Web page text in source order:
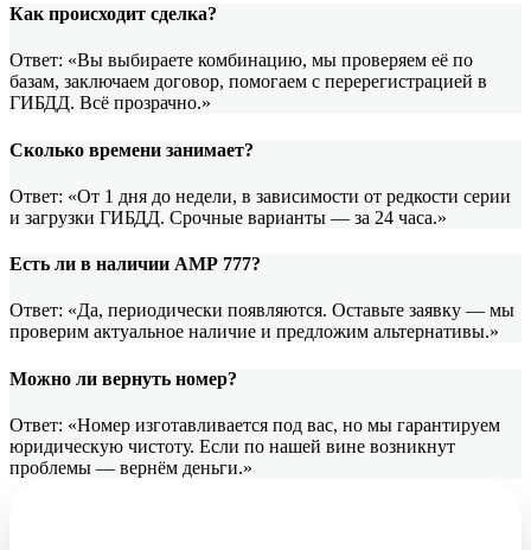
Как происходит сделка?
Ответ: «Вы выбираете комбинацию, мы проверяем её по
базам, заключаем договор, помогаем с перерегистрацией в
ГИБДД. Всё прозрачно.»
Сколько времени занимает?
Ответ: «От 1 дня до недели, в зависимости от редкости серии
и загрузки ГИБДД. Срочные варианты — за 24 часа.»
Есть ли в наличии АМР 777?
Ответ: «Да, периодически появляются. Оставьте заявку — мы
проверим актуальное наличие и предложим альтернативы.»
Можно ли вернуть номер?
Ответ: «Номер изготавливается под вас, но мы гарантируем
юридическую чистоту. Если по нашей вине возникнут
проблемы — вернём деньги.»